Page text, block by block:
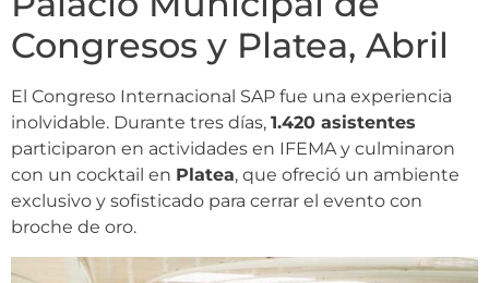
Congresos y Platea, Abril
El Congreso Internacional SAP fue una experiencia
inolvidable. Durante tres días, 1.420 asistentes
participaron en actividades en IFEMA y culminaron
con un cocktail en Platea, que ofreció un ambiente
exclusivo y sofisticado para cerrar el evento con
broche de oro.